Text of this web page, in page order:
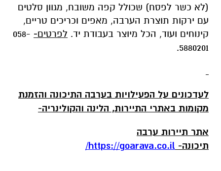
(לא כשר לפסח) שכולל קפה משובח, מגוון סלטים
עם ירקות תוצרת הערבה, מאפים וכריכים טריים,
קינוחים ועוד, הכל מיוצר בעבודת יד. לפרטים-
058-
5880201.
לעדכונים על הפעילויות בערבה התיכונה והזמנת
מקומות באתרי התיירות, הלינה והקולינריה-
אתר תיירות ערבה
תיכונה- https://goarava.co.il
/